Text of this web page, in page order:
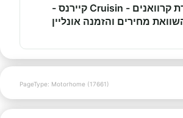
השכרת קרוואנים - Cruisin קיירנס -
מחירים והזמנה אונליין
PageType: Motorhome (17661)